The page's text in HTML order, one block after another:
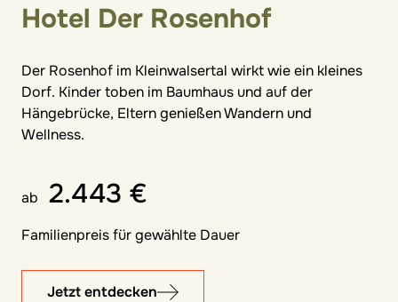
Hotel Der Rosenhof
Der Rosenhof im Kleinwalsertal wirkt wie ein kleines
Dorf. Kinder toben im Baumhaus und auf der
Hängebrücke, Eltern genießen Wandern und
Wellness.
ab 2.443 €
Familienpreis für gewählte Dauer
Jetzt entdecken